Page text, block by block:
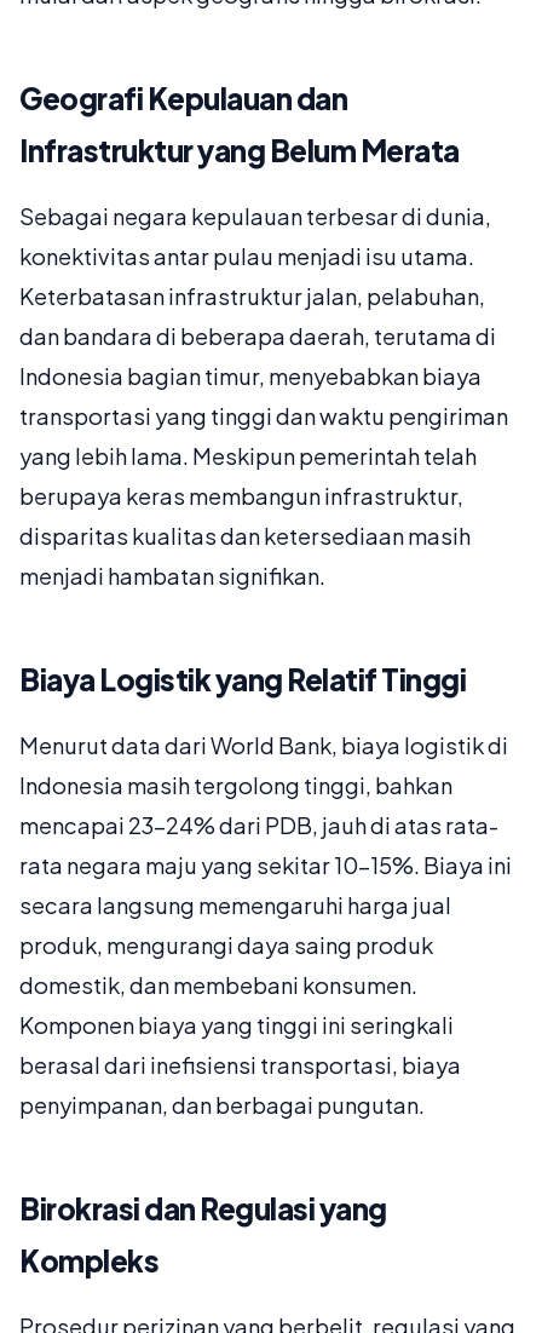
Geografi Kepulauan dan
Infrastruktur yang Belum Merata
Sebagai negara kepulauan terbesar di dunia,
konektivitas antar pulau menjadi isu utama.
Keterbatasan infrastruktur jalan, pelabuhan,
dan bandara di beberapa daerah, terutama di
Indonesia bagian timur, menyebabkan biaya
transportasi yang tinggi dan waktu pengiriman
yang lebih lama. Meskipun pemerintah telah
berupaya keras membangun infrastruktur,
disparitas kualitas dan ketersediaan masih
menjadi hambatan signifikan.
Biaya Logistik yang Relatif Tinggi
Menurut data dari World Bank, biaya logistik di
Indonesia masih tergolong tinggi, bahkan
mencapai 23-24% dari PDB, jauh di atas rata-
rata negara maju yang sekitar 10-15%. Biaya ini
secara langsung memengaruhi harga jual
produk, mengurangi daya saing produk
domestik, dan membebani konsumen.
Komponen biaya yang tinggi ini seringkali
berasal dari inefisiensi transportasi, biaya
penyimpanan, dan berbagai pungutan.
Birokrasi dan Regulasi yang
Kompleks
Prosedur perizinan yang berbelit, regulasi yang